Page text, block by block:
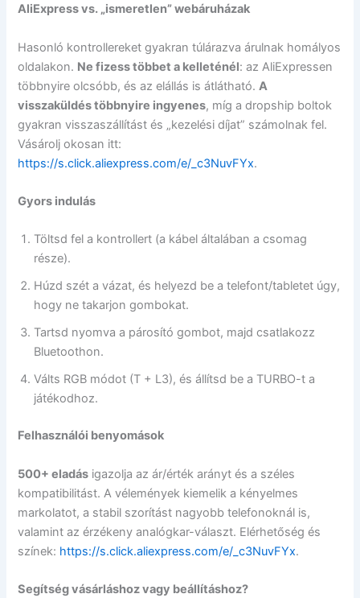
AliExpress vs. „ismeretlen” webáruházak
Hasonló kontrollereket gyakran túlárazva árulnak homályos
oldalakon. Ne fizess többet a kelleténél: az AliExpressen
többnyire olcsóbb, és az elállás is átlátható.A
visszaküldés többnyire ingyenes, míg a dropship boltok
gyakran visszaszállítást és „kezelési díjat” számolnak fel.
Vásárolj okosan itt:
https://s.click.aliexpress.com/e/_c3NuvFYx.
Gyors indulás
Töltsd fel a kontrollert (a kábel általában a csomag
része).
Húzd szét a vázat, és helyezd be a telefont/tabletet úgy,
hogy ne takarjon gombokat.
Tartsd nyomva a párosító gombot, majd csatlakozz
Bluetoothon.
Válts RGB módot (T + L3), és állítsd be a TURBO-t a
játékodhoz.
Felhasználói benyomások
500+ eladás igazolja az ár/érték arányt és a széles
kompatibilitást. A vélemények kiemelik a kényelmes
markolatot, a stabil szorítást nagyobb telefonoknál is,
valamint az érzékeny analógkar-választ. Elérhetőség és
színek: https://s.click.aliexpress.com/e/_c3NuvFYx.
Segítség vásárláshoz vagy beállításhoz?